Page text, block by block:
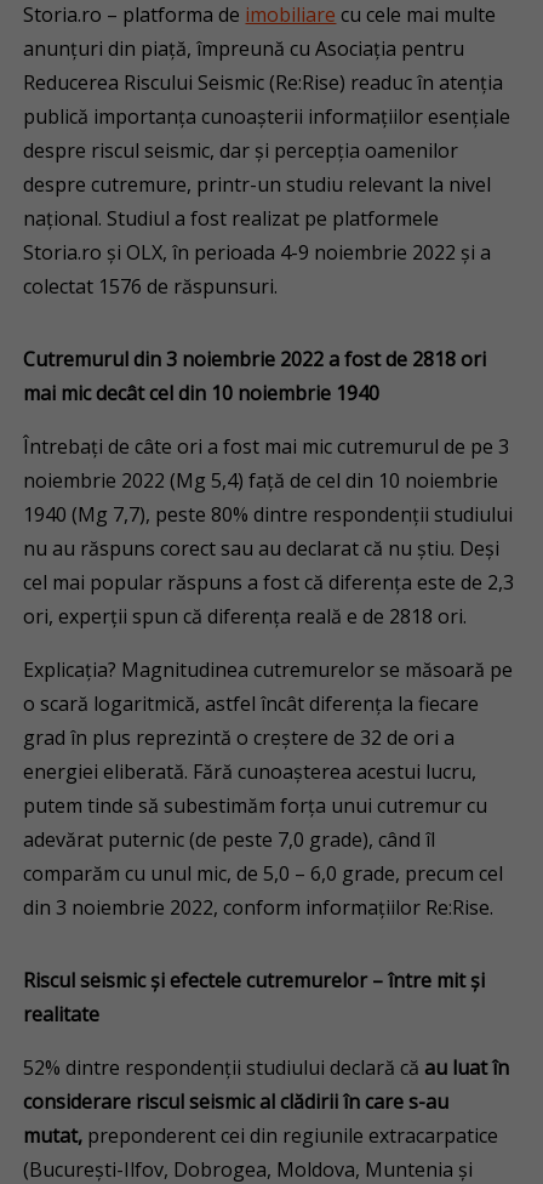
Storia.ro – platforma de imobiliare cu cele mai multe
anunţuri din piaţă, împreună cu Asociația pentru
Reducerea Riscului Seismic (Re:Rise) readuc în atenția
publică importanța cunoașterii informațiilor esențiale
despre riscul seismic, dar și percepția oamenilor
despre cutremure, printr-un studiu relevant la nivel
național. Studiul a fost realizat pe platformele
Storia.ro și OLX, în perioada 4-9 noiembrie 2022 și a
colectat 1576 de răspunsuri.
Cutremurul din 3 noiembrie 2022 a fost de 2818 ori
mai mic decât cel din 10 noiembrie 1940
Întrebați de câte ori a fost mai mic cutremurul de pe 3
noiembrie 2022 (Mg 5,4) față de cel din 10 noiembrie
1940 (Mg 7,7), peste 80% dintre respondenții studiului
nu au răspuns corect sau au declarat că nu știu. Deși
cel mai popular răspuns a fost că diferența este de 2,3
ori, experții spun că diferența reală e de 2818 ori.
Explicația? Magnitudinea cutremurelor se măsoară pe
o scară logaritmică, astfel încât diferența la fiecare
grad în plus reprezintă o creștere de 32 de ori a
energiei eliberată. Fără cunoașterea acestui lucru,
putem tinde să subestimăm forța unui cutremur cu
adevărat puternic (de peste 7,0 grade), când îl
comparăm cu unul mic, de 5,0 – 6,0 grade, precum cel
din 3 noiembrie 2022, conform informațiilor Re:Rise.
Riscul seismic și efectele cutremurelor – între mit și
realitate
52% dintre respondenții studiului declară că au luat în
considerare riscul seismic al clădirii în care s-au
mutat, preponderent cei din regiunile extracarpatice
(București-Ilfov, Dobrogea, Moldova, Muntenia și